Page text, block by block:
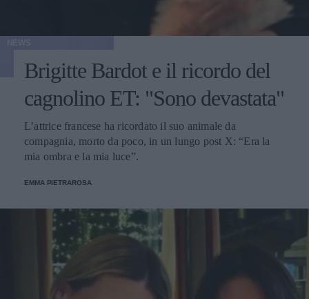
Brigitte Bardot e il ricordo del
cagnolino ET: "Sono devastata"
L’attrice francese ha ricordato il suo animale da
compagnia, morto da poco, in un lungo post X: “Era la
mia ombra e la mia luce”.
EMMA PIETRAROSA